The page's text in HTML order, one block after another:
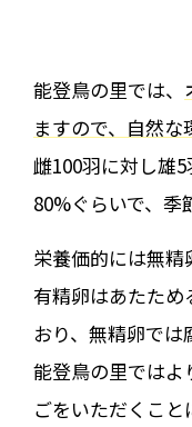
能登鳥の里では、
ますので、自然な
雌100羽に対し雄
80%ぐらいで、季
栄養価的には無精
有精卵はあたた
おり、無精卵では
能登鳥の里ではよ
ごをいただくこと